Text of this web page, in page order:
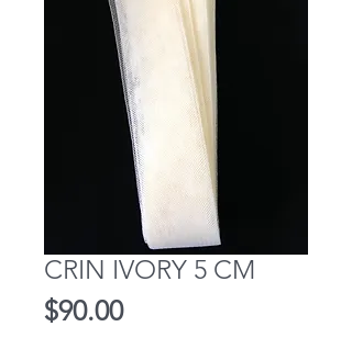
CRIN IVORY 5 CM
$90.00Precio